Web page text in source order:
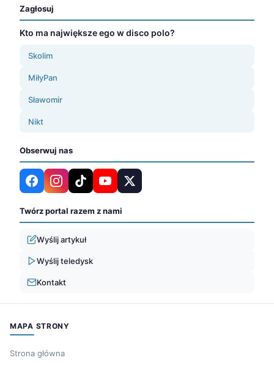
Zagłosuj
Kto ma największe ego w disco polo?
Skolim
MiłyPan
Sławomir
Nikt
Obserwuj nas
Twórz portal razem z nami
Wyślij artykuł
Wyślij teledysk
Kontakt
MAPA STRONY
Strona główna